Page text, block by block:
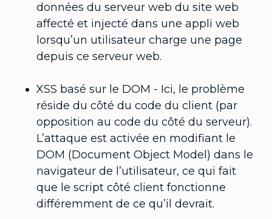
données du serveur web du site web
affecté et injecté dans une appli web
lorsqu’un utilisateur charge une page
depuis ce serveur web.
XSS basé sur le DOM - Ici, le problème
réside du côté du code du client (par
opposition au code du côté du serveur).
L’attaque est activée en modifiant le
DOM (Document Object Model) dans le
navigateur de l’utilisateur, ce qui fait
que le script côté client fonctionne
différemment de ce qu’il devrait.